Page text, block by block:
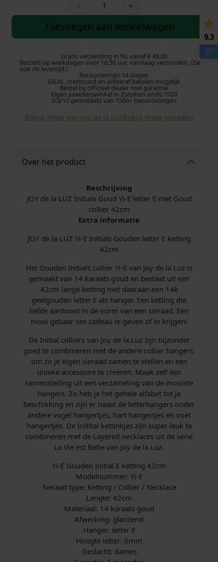
s
p
r
o
n
k
i
j
k
e
p
r
i
j
s
w
a
s
:
€
2
7
9
,
d
i
g
e
p
r
i
:
€
2
0
9
,
2
5
.
-
Y
l
a
U
Z
n
a
Y
l
t
e
r
E
k
e
t
i
n
g
G
o
u
d
a
a
n
t
l
+
Toevoegen aan winkelwagen
Gratis verzending in NL vanaf € 49,00
Besteld op werkdagen voor 16:30 uur, vandaag verzonden. (Zie
ook de levertijd.)
Retourtermijn 14 dagen
iDEAL, creditcard en achteraf betalen mogelijk
Bestel bij officieel dealer met garantie
Eigen juwelierswinkel in Zutphen sinds 1920
9.3/10 gemiddeld van 1500+ beoordelingen
Bekijk meer van Joy de la LuzBekijk meer sieraden
Over het product
Beschrijving
JOY de la LUZ Initials Goud Yi-E letter E met Goud
collier 42cm
Extra informatie
JOY de la LUZ Yi-E Initials Gouden letter E ketting
42cm
Het Gouden Initials collier Yi-E van Joy de la Luz is
gemaakt van 14 karaats goud en bestaat uit een
42cm lange ketting met daaraan een 14k
geelgouden letter E als hanger. Een ketting die
liefde aantoont in de vorm van een sieraad. Een
mooi gebaar om cadeau te geven of te krijgen!
De Initial colliers van Joy de la Luz zijn bijzonder
goed te combineren met de andere collier hangers,
om zo je eigen sieraad samen te stellen en een
unieke accessoire te creëren. Maak zelf een
samenstelling uit een verzameling van de mooiste
hangers. Zo heb je het gehele alfabet tot je
beschikking en zijn er naast de letterhangers onder
andere vogel hangertjes, hart hangertjes en voet
hangertjes. De Initital kettinkjes zijn super leuk te
combineren met de Layered necklaces uit de serie
La Vie est Belle van Joy de la Luz.
Yi-E Gouden Initial E ketting 42cm
Modelnummer: Yi-E
Sieraad type: Ketting / Collier / Necklace
Lengte: 42cm
Materiaal: 14 karaats goud
Afwerking: glanzend
Hanger: letter E
Hoogte letter: 6mm
Geslacht: dames
9.3